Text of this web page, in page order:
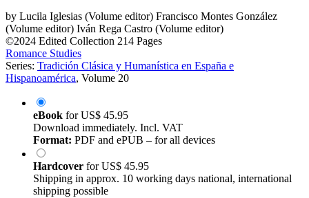
by Lucila Iglesias (Volume editor) Francisco Montes González
(Volume editor) Iván Rega Castro (Volume editor)
©2024 Edited Collection 214 Pages
Romance Studies
Series: Tradición Clásica y Humanística en España e
Hispanoamérica, Volume 20
eBook forUS$ 45.95
Download immediately. Incl. VAT
Format: PDF and ePUB – for all devices
Hardcover forUS$ 45.95
Shipping in approx. 10 working days national, international
shipping possible